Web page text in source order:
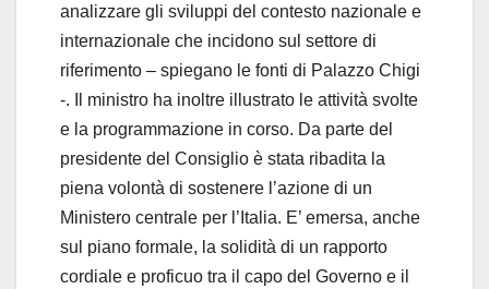
analizzare gli sviluppi del contesto nazionale e
internazionale che incidono sul settore di
riferimento – spiegano le fonti di Palazzo Chigi
-. Il ministro ha inoltre illustrato le attività svolte
e la programmazione in corso. Da parte del
presidente del Consiglio è stata ribadita la
piena volontà di sostenere l’azione di un
Ministero centrale per l’Italia. E’ emersa, anche
sul piano formale, la solidità di un rapporto
cordiale e proficuo tra il capo del Governo e il